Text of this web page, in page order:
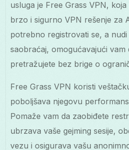
usluga je Free Grass VPN,
brzo i sigurno VPN rešenje za
potrebno registrovati se, a
saobraćaj, omogućavajući vam
pretražujete bez brige o
Free Grass VPN koristi
poboljšava njegovu
Pomaže vam da zaobiđete
ubrzava vaše gejming sesije,
vezu i osigurava vašu